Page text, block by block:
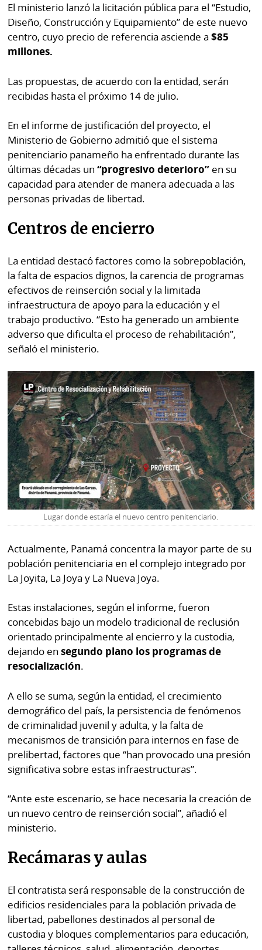
Cero
KM
Busca
Fácil
⌾
Hoy
por
Hoy
⌾
Picante
⌾
La
Repregunta
⌾
Cual
⌾
Sabrina
Sin
Censura
El ministerio lanzó la licitación pública para el “Estudio,
Diseño, Construcción y Equipamiento” de este nuevo
centro, cuyo precio de referencia asciende a$85
millones.
Las propuestas, de acuerdo con la entidad, serán
recibidas hasta el próximo 14 de julio.
En el informe de justificación del proyecto, el
Ministerio de Gobierno admitió que el sistema
penitenciario panameño ha enfrentado durante las
últimas décadas un“progresivo deterioro” en su
capacidad para atender de manera adecuada a las
personas privadas de libertad.
Centros de encierro
La entidad destacó factores como la sobrepoblación,
la falta de espacios dignos, la carencia de programas
efectivos de reinserción social y la limitada
infraestructura de apoyo para la educación y el
trabajo productivo. “Esto ha generado un ambiente
adverso que dificulta el proceso de rehabilitación”,
señaló el ministerio.
Lugar donde estaría el nuevo centro penitenciario.
Actualmente, Panamá concentra la mayor parte de su
población penitenciaria en el complejo integrado por
La Joyita, La Joya y La Nueva Joya.
Estas instalaciones, según el informe, fueron
concebidas bajo un modelo tradicional de reclusión
orientado principalmente al encierro y la custodia,
dejando en segundo plano los programas de
resocialización.
A ello se suma, según la entidad, el crecimiento
demográfico del país, la persistencia de fenómenos
de criminalidad juvenil y adulta, y la falta de
mecanismos de transición para internos en fase de
prelibertad, factores que “han provocado una presión
significativa sobre estas infraestructuras”.
“Ante este escenario, se hace necesaria la creación de
un nuevo centro de reinserción social”, añadió el
ministerio.
Recámaras y aulas
El contratista será responsable de la construcción de
edificios residenciales para la población privada de
libertad, pabellones destinados al personal de
custodia y bloques complementarios para educación,